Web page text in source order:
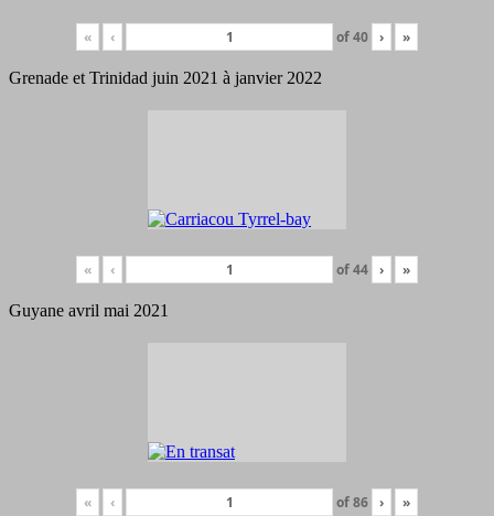
« ‹ of40 › »
Grenade et Trinidad juin 2021 à janvier 2022
« ‹ of44 › »
Guyane avril mai 2021
« ‹ of86 › »